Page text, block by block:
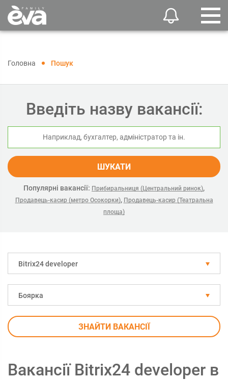
Головна Пошук
Введіть назву вакансії:
ШУКАТИ
Популярні вакансії: Прибиральниця (Центральний ринок),
Продавець-касир (метро Осокорки), Продавець-касир (Театральна
площа)
Bitrix24 developer
Боярка
ЗНАЙТИ ВАКАНСІЇ
Вакансії Bitrix24 developer в